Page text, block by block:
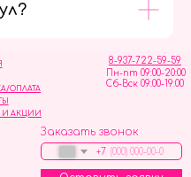
ОПЛАТА
И АКЦИИ
8-937-722-59-59
Пн-пт 09:00-20:00
Сб-Вск 09:00-19:00
Заказать звонок
+7